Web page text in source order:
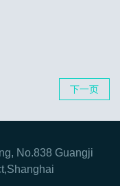
下一页
No.838 Guangji